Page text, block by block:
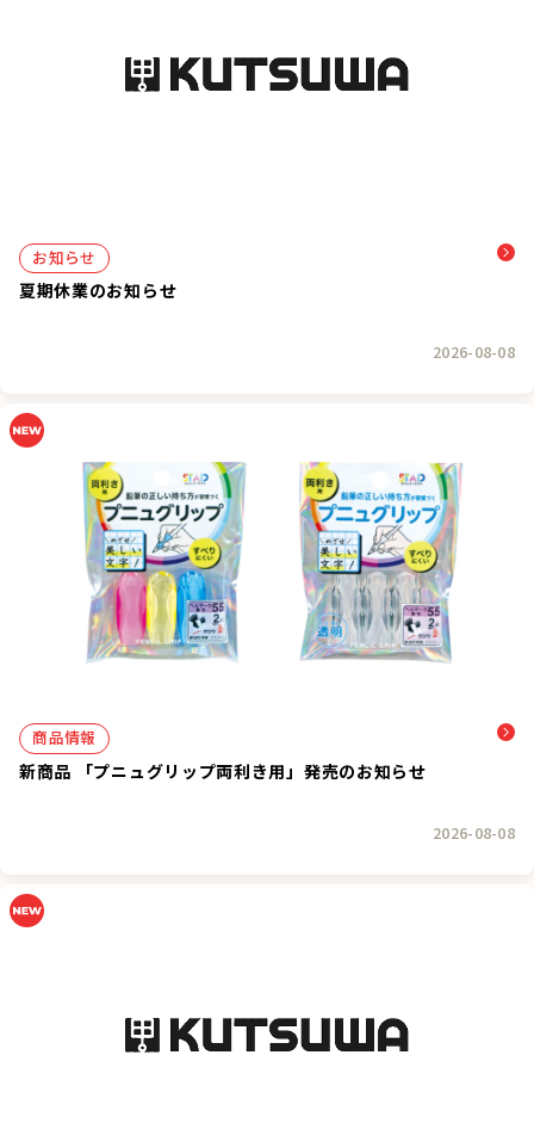
お知らせ
夏期休業のお知らせ
2026-08-08
商品情報
新商品 「プニュグリップ両利き用」発売のお知らせ
2026-08-08